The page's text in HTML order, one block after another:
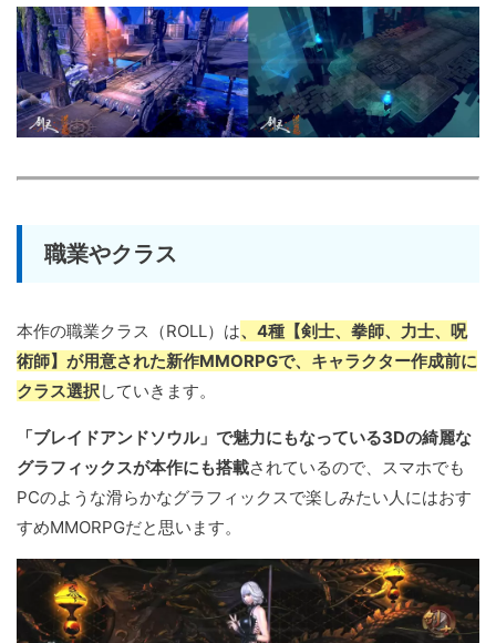
職業やクラス
本作の職業クラス（ROLL）は、4種【剣士、拳師、力士、呪
術師】が用意された新作MMORPGで、キャラクター作成前に
クラス選択 していきます。
「ブレイドアンドソウル」で魅力にもなっている3Dの綺麗な
グラフィックスが本作にも搭載されているので、スマホでも
PCのような滑らかなグラフィックスで楽しみたい人にはおす
すめMMORPGだと思います。